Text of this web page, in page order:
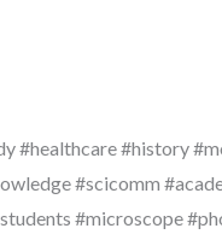
#healthcare #history
#scicomm
#microscope